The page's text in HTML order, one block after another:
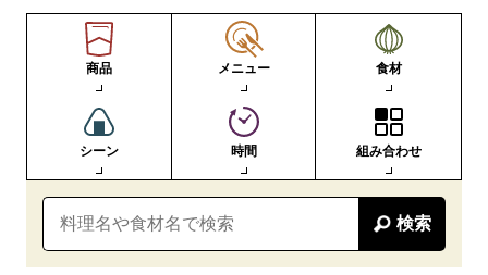
商品 メニュー 食材
シーン 時間 組み合わせ
検索